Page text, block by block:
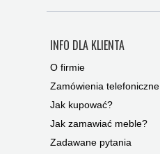
INFO DLA KLIENTA
O firmie
Zamówienia telefoniczne
Jak kupować?
Jak zamawiać meble?
Zadawane pytania